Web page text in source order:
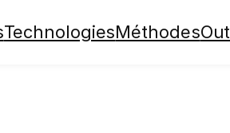
TechnologiesMéthodes